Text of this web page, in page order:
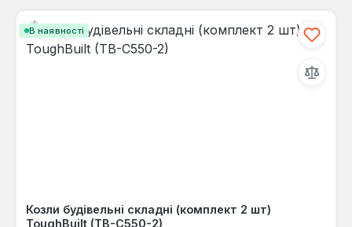
В наявності
Козли будівельні складні (комплект 2 шт)
ToughBuilt (TB-C550-2)